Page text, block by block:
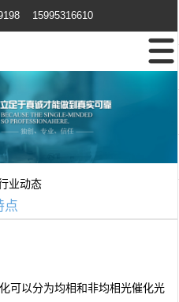
15995316610
业动态
点
可以分为均相和非均相光催化光